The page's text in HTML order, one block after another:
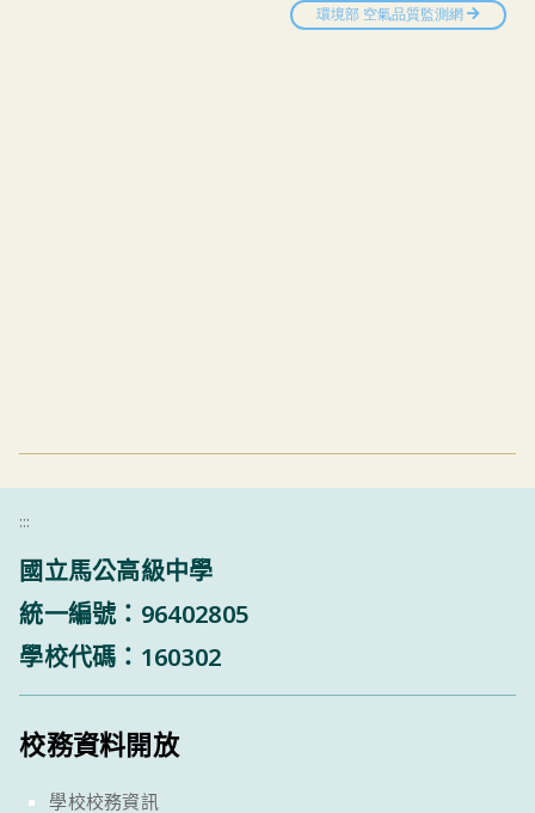
:::
國立馬公高級中學
統一編號：96402805
學校代碼：160302
校務資料開放
學校校務資訊